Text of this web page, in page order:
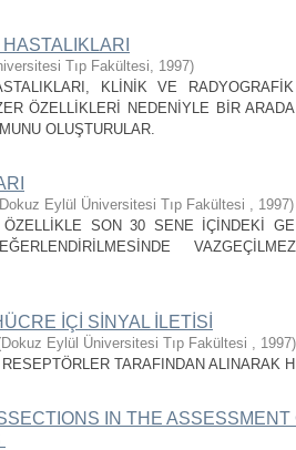
Tıp Fakültesi, 1997)
KLİNİK VE
ÖZELLİKLERİ NEDENİYLE BİR
OLUŞTURULAR.
Dokuz Eylül Üniversitesi Tıp Fakültesi , 1997)
ÖZELLİKLE SON 30 SENE İÇİNDEKİ
İÇİ SİNYAL İLETİSİ
Dokuz Eylül Üniversitesi Tıp Fakültesi , 1997)
TARAFINDAN ALINARAK
IN THE